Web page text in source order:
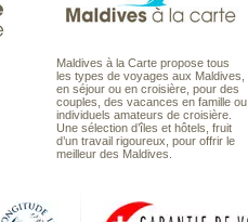
Maldives à la Carte propose tous
les types de voyages aux Maldives,
en séjour ou en croisière, pour des
couples, des vacances en famille ou
individuels amateurs de croisière.
Une sélection d’îles et hôtels, fruit
d’un travail rigoureux, pour offrir le
meilleur des Maldives.